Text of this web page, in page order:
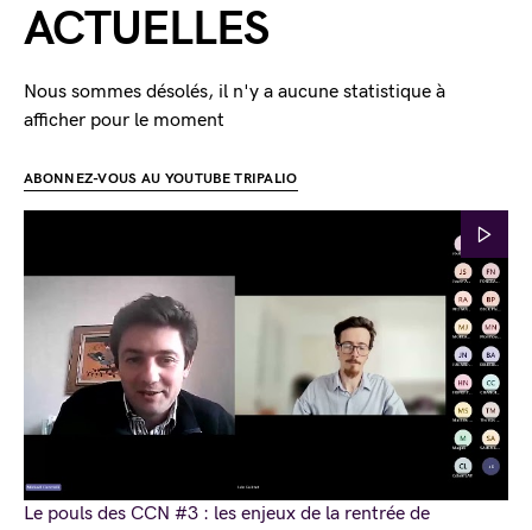
ACTUELLES
Nous sommes désolés, il n'y a aucune statistique à
afficher pour le moment
ABONNEZ-VOUS AU YOUTUBE TRIPALIO
Le pouls des CCN #3 : les enjeux de la rentrée de